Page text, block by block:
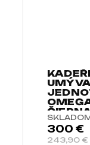
ČIERNA
243,90 €
300 €